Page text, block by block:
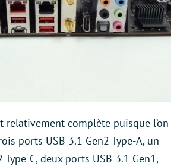
relativement complète puisque l’on
ports USB 3.1 Gen2 Type-A, un
C, deux ports USB 3.1 Gen1,